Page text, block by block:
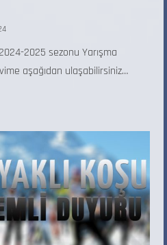
2025 sezonu Yarışma
aşağıdan ulaşabilirsiniz…